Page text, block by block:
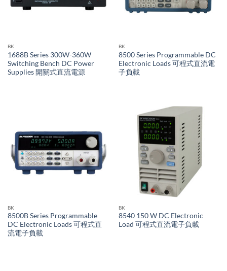
BK
1688B Series 300W-360W
Switching Bench DC Power
Supplies 開關式直流電源
BK
8500 Series Programmable DC
Electronic Loads 可程式直流電
子負載
BK
8500B Series Programmable
DC Electronic Loads 可程式直
流電子負載
BK
8540 150 W DC Electronic
Load 可程式直流電子負載